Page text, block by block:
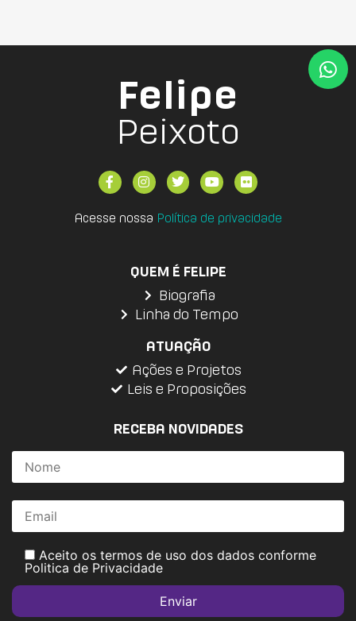
Felipe
Peixoto
Acesse nossa Política de privacidade
QUEM É FELIPE
Biografia
Linha do Tempo
ATUAÇÃO
Ações e Projetos
Leis e Proposições
RECEBA NOVIDADES
Aceito os termos de uso dos dados conforme
Politica de Privacidade